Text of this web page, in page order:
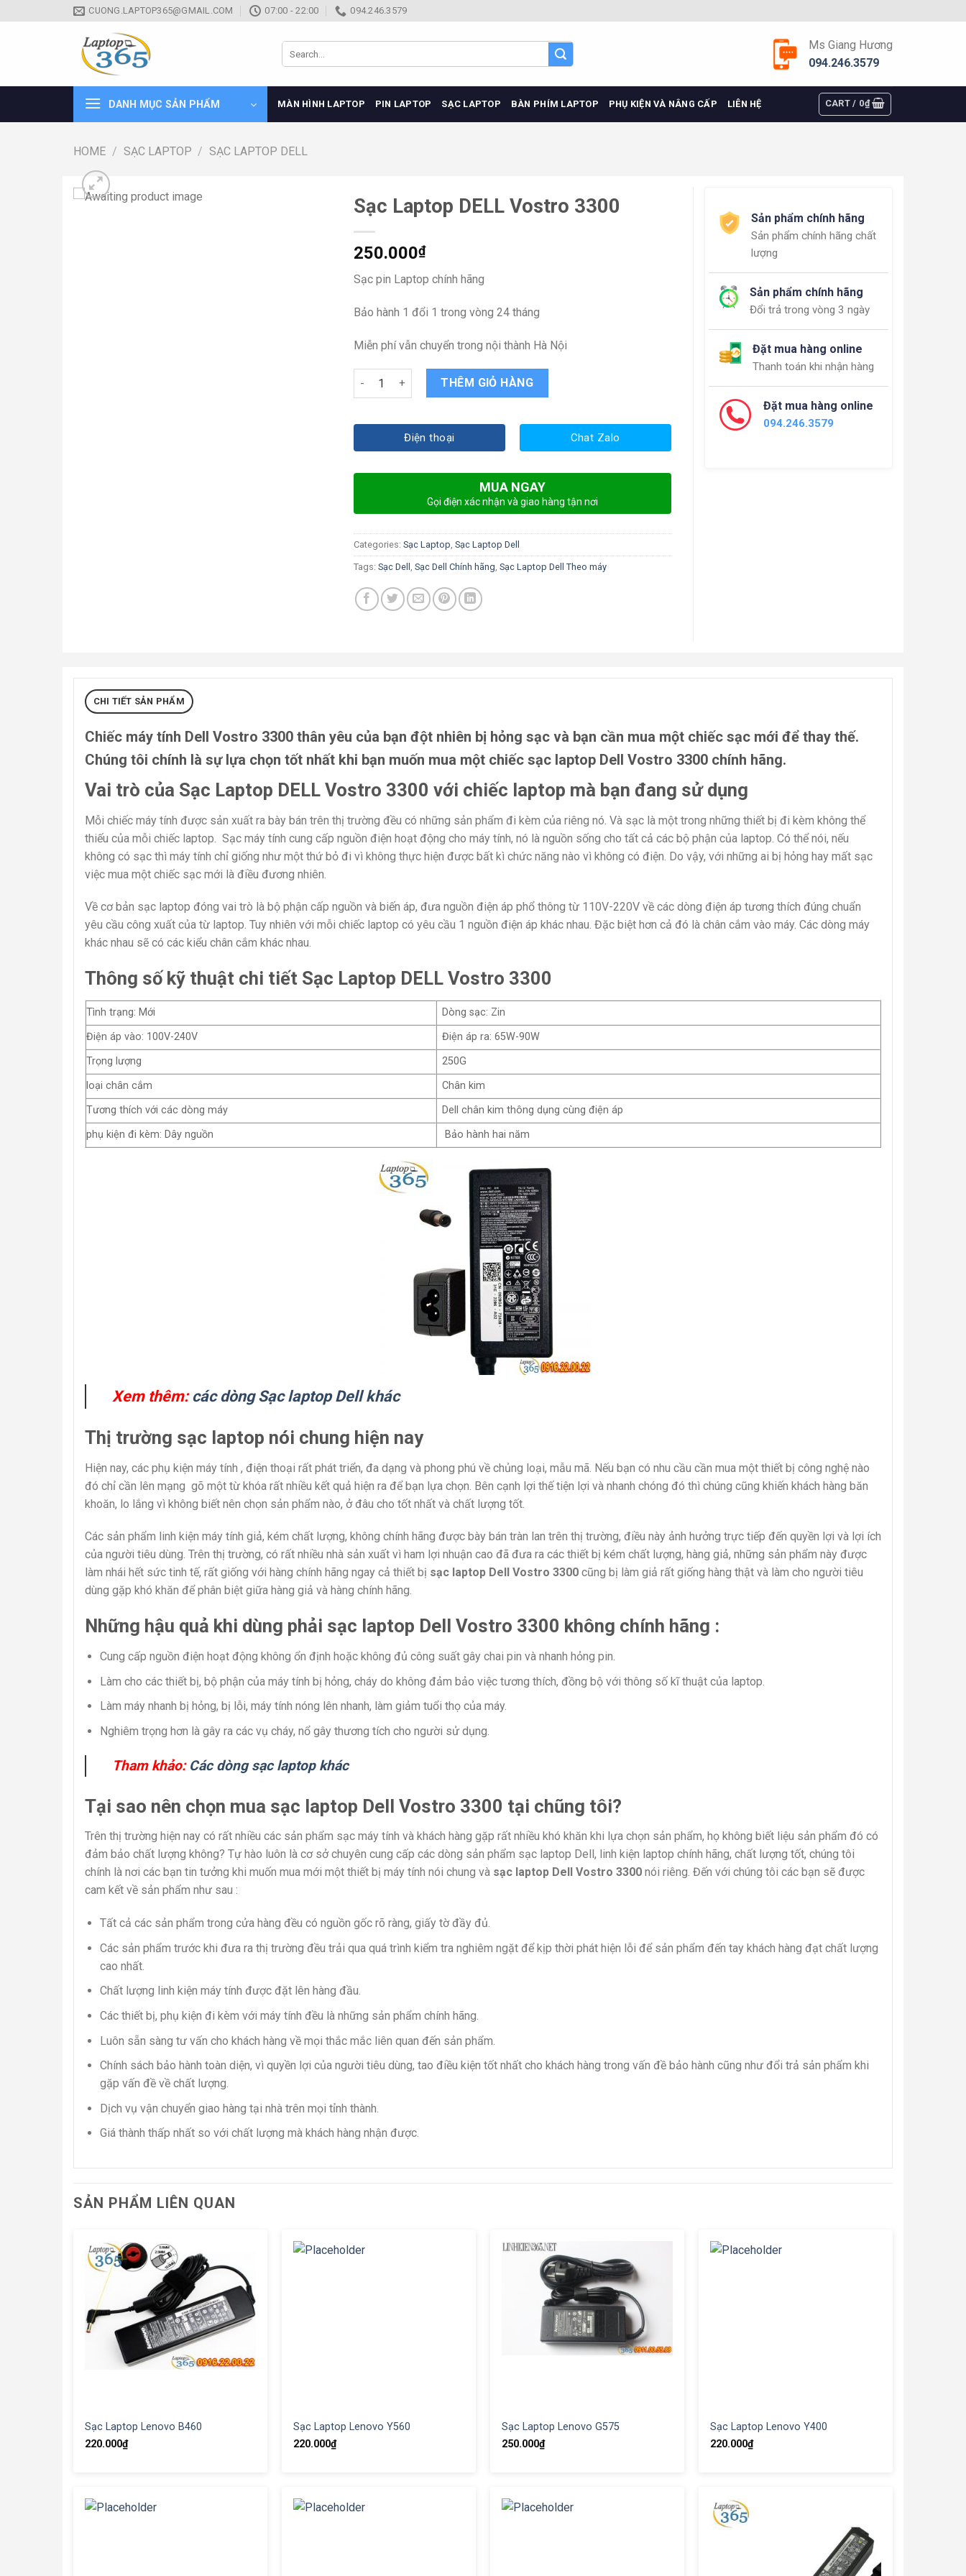
to
CUONG.LAPTOP365@GMAIL.COM 07:00 - 22:00 094.246.3579
Ms Giang Hương
094.246.3579
DANH MỤC SẢN PHẨM MÀN HÌNH LAPTOP PIN LAPTOP SẠC LAPTOP BÀN PHÍM LAPTOP PHỤ KIỆN VÀ NÂNG CẤP LIÊN HỆ CART / 0₫
HOME / SẠC LAPTOP / SẠC LAPTOP DELL
Sạc Laptop DELL Vostro 3300
250.000₫
Sạc pin Laptop chính hãng
Bảo hành 1 đổi 1 trong vòng 24 tháng
Miễn phí vẫn chuyển trong nội thành Hà Nội
Sạc Laptop DELL Vostro 3300 quantity
THÊM GIỎ HÀNG
Điện thoại Chat Zalo
MUA NGAY
Gọi điện xác nhận và giao hàng tận nơi
Categories: Sạc Laptop Sạc Laptop Dell
Tags: Sạc Dell Sạc Dell Chính hãng Sạc Laptop Dell Theo máy
Sản phẩm chính hãng
Sản phẩm chính hãng chất
lượng
Sản phẩm chính hãng
Đổi trả trong vòng 3 ngày
Đặt mua hàng online
Thanh toán khi nhận hàng
Đặt mua hàng online
094.246.3579
CHI TIẾT SẢN PHẨM
Chiếc máy tính Dell Vostro 3300 thân yêu của bạn đột nhiên bị hỏng sạc và bạn cần mua một chiếc sạc mới để thay thế.
Chúng tôi chính là sự lựa chọn tốt nhất khi bạn muốn mua một chiếc sạc laptop Dell Vostro 3300 chính hãng.
Vai trò của Sạc Laptop DELL Vostro 3300 với chiếc laptop mà bạn đang sử dụng
Mỗi chiếc máy tính được sản xuất ra bày bán trên thị trường đều có những sản phẩm đi kèm của riêng nó. Và sạc là một trong những thiết bị đi kèm không thể
thiếu của mỗi chiếc laptop. Sạc máy tính cung cấp nguồn điện hoạt động cho máy tính, nó là nguồn sống cho tất cả các bộ phận của laptop. Có thể nói, nếu
không có sạc thì máy tính chỉ giống như một thứ bỏ đi vì không thực hiện được bất kì chức năng nào vì không có điện. Do vậy, với những ai bị hỏng hay mất sạc
việc mua một chiếc sạc mới là điều đương nhiên.
Về cơ bản sạc laptop đóng vai trò là bộ phận cấp nguồn và biến áp, đưa nguồn điện áp phổ thông từ 110V-220V về các dòng điện áp tương thích đúng chuẩn
yêu cầu công xuất của từ laptop. Tuy nhiên với mỗi chiếc laptop có yêu cầu 1 nguồn điện áp khác nhau. Đặc biệt hơn cả đó là chân cắm vào máy. Các dòng máy
khác nhau sẽ có các kiểu chân cắm khác nhau.
Thông số kỹ thuật chi tiết Sạc Laptop DELL Vostro 3300
Tình trạng: Mới
Dòng sạc: Zin
Điện áp vào: 100V-240V
Điện áp ra: 65W-90W
Trọng lượng
250G
loại chân cắm
Chân kim
Tương thích với các dòng máy
Dell chân kim thông dụng cùng điện áp
phụ kiện đi kèm: Dây nguồn
Bảo hành hai năm
Xem thêm: các dòng Sạc laptop Dell khác
Thị trường sạc laptop nói chung hiện nay
Hiện nay, các phụ kiện máy tính , điện thoại rất phát triển, đa dạng và phong phú về chủng loại, mẫu mã. Nếu bạn có nhu cầu cần mua một thiết bị công nghệ nào
đó chỉ cần lên mạng gõ một từ khóa rất nhiều kết quả hiện ra để bạn lựa chọn. Bên cạnh lợi thế tiện lợi và nhanh chóng đó thì chúng cũng khiến khách hàng băn
khoăn, lo lắng vì không biết nên chọn sản phẩm nào, ở đâu cho tốt nhất và chất lượng tốt.
Các sản phẩm linh kiện máy tính giả, kém chất lượng, không chính hãng được bày bán tràn lan trên thị trường, điều này ảnh hưởng trực tiếp đến quyền lợi và lợi ích
của người tiêu dùng. Trên thị trường, có rất nhiều nhà sản xuất vì ham lợi nhuận cao đã đưa ra các thiết bị kém chất lượng, hàng giả, những sản phẩm này được
làm nhái hết sức tinh tế, rất giống với hàng chính hãng ngay cả thiết bị sạc laptop Dell Vostro 3300 cũng bị làm giả rất giống hàng thật và làm cho người tiêu
dùng gặp khó khăn để phân biệt giữa hàng giả và hàng chính hãng.
Những hậu quả khi dùng phải sạc laptop Dell Vostro 3300 không chính hãng :
Cung cấp nguồn điện hoạt động không ổn định hoặc không đủ công suất gây chai pin và nhanh hỏng pin.
Làm cho các thiết bị, bộ phận của máy tính bị hỏng, cháy do không đảm bảo việc tương thích, đồng bộ với thông số kĩ thuật của laptop.
Làm máy nhanh bị hỏng, bị lỗi, máy tính nóng lên nhanh, làm giảm tuổi thọ của máy.
Nghiêm trọng hơn là gây ra các vụ cháy, nổ gây thương tích cho người sử dụng.
Tham khảo: Các dòng sạc laptop khác
Tại sao nên chọn mua sạc laptop Dell Vostro 3300 tại chũng tôi?
Trên thị trường hiện nay có rất nhiều các sản phẩm sạc máy tính và khách hàng gặp rất nhiều khó khăn khi lựa chọn sản phẩm, họ không biết liệu sản phẩm đó có
đảm bảo chất lượng không? Tự hào luôn là cơ sở chuyên cung cấp các dòng sản phẩm sạc laptop Dell, linh kiện laptop chính hãng, chất lượng tốt, chúng tôi
chính là nơi các bạn tin tưởng khi muốn mua mới một thiết bị máy tính nói chung và sạc laptop Dell Vostro 3300 nói riêng. Đến với chúng tôi các bạn sẽ được
cam kết về sản phẩm như sau :
Tất cả các sản phẩm trong cửa hàng đều có nguồn gốc rõ ràng, giấy tờ đầy đủ.
Các sản phẩm trước khi đưa ra thị trường đều trải qua quá trình kiểm tra nghiêm ngặt để kịp thời phát hiện lỗi để sản phẩm đến tay khách hàng đạt chất lượng
cao nhất.
Chất lượng linh kiện máy tính được đặt lên hàng đầu.
Các thiết bị, phụ kiện đi kèm với máy tính đều là những sản phẩm chính hãng.
Luôn sẵn sàng tư vấn cho khách hàng về mọi thắc mắc liên quan đến sản phẩm.
Chính sách bảo hành toàn diện, vì quyền lợi của người tiêu dùng, tao điều kiện tốt nhất cho khách hàng trong vấn đề bảo hành cũng như đổi trả sản phẩm khi
gặp vấn đề về chất lượng.
Dịch vụ vận chuyển giao hàng tại nhà trên mọi tỉnh thành.
Giá thành thấp nhất so với chất lượng mà khách hàng nhận được.
SẢN PHẨM LIÊN QUAN
Sạc Laptop Lenovo B460
220.000₫
Sạc Laptop Lenovo Y560
220.000₫
Sạc Laptop Lenovo G575
250.000₫
Sạc Laptop Lenovo Y400
220.000₫